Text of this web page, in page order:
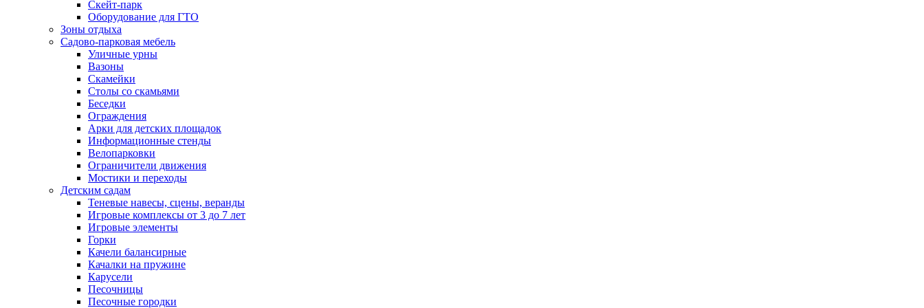
Скейт-парк
Оборудование для ГТО
Зоны отдыха
Садово-парковая мебель
Уличные урны
Вазоны
Скамейки
Столы со скамьями
Беседки
Ограждения
Арки для детских площадок
Информационные стенды
Велопарковки
Ограничители движения
Мостики и переходы
Детским садам
Теневые навесы, сцены, веранды
Игровые комплексы от 3 до 7 лет
Игровые элементы
Горки
Качели балансирные
Качалки на пружине
Карусели
Песочницы
Песочные городки